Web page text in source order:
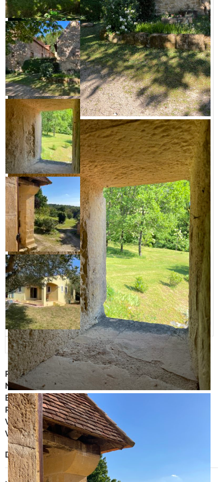
Ref annonce
1875
Numéro de mandat
1VO49
Bouquet: 124 430 €
Rente viagère mensuelle:
Valeur vénale: 349 000 €
Vendeur(s): Une femme de 86 ans
Description